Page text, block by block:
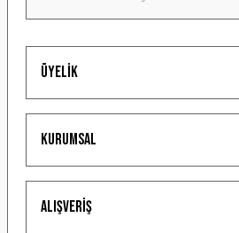
Gönder
Üyelik
Kurumsal
Alışveriş